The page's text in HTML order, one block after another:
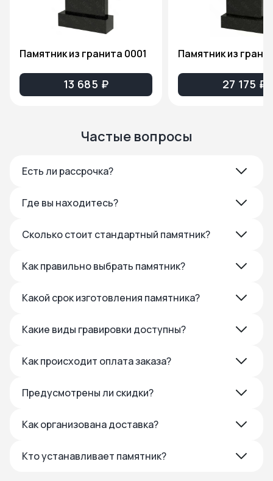
Памятник из гранита 0001
13 685 ₽ 27 175 ₽
Частые вопросы
Есть ли рассрочка?
Где вы находитесь?
Сколько стоит стандартный памятник?
Как правильно выбрать памятник?
Какой срок изготовления памятника?
Какие виды гравировки доступны?
Как происходит оплата заказа?
Предусмотрены ли скидки?
Как организована доставка?
Кто устанавливает памятник?